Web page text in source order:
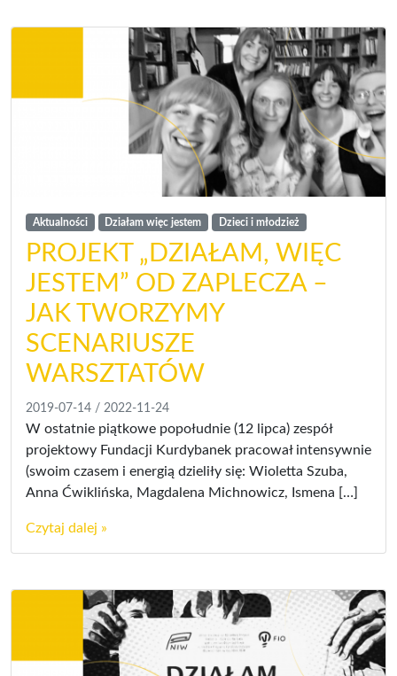
Aktualności Działam więc jestem Dzieci i młodzież
PROJEKT „DZIAŁAM, WIĘC
JESTEM” OD ZAPLECZA –
JAK TWORZYMY
SCENARIUSZE
WARSZTATÓW
2019-07-14 / 2022-11-24
W ostatnie piątkowe popołudnie (12 lipca) zespół
projektowy Fundacji Kurdybanek pracował intensywnie
(swoim czasem i energią dzieliły się: Wioletta Szuba,
Anna Ćwiklińska, Magdalena Michnowicz, Ismena […]
Czytaj dalej »